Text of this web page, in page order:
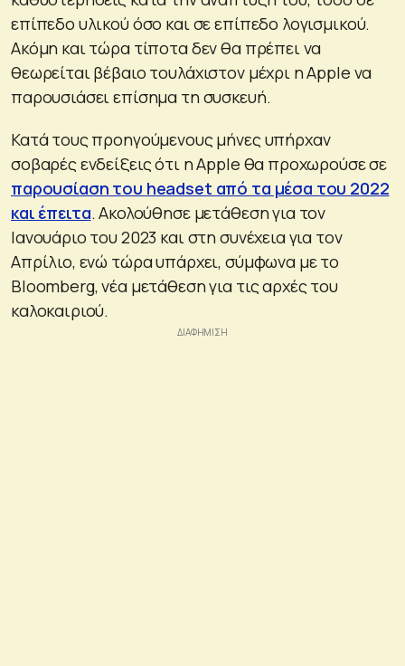
επίπεδο υλικού όσο και σε επίπεδο λογισμικού.
Ακόμη και τώρα τίποτα δεν θα πρέπει να
θεωρείται βέβαιο τουλάχιστον μέχρι η Apple να
παρουσιάσει επίσημα τη συσκευή.
Κατά τους προηγούμενους μήνες υπήρχαν
σοβαρές ενδείξεις ότι η Apple θα προχωρούσε σε
παρουσίαση του headset από τα μέσα του 2022
και έπειτα. Ακολούθησε μετάθεση για τον
Ιανουάριο του 2023 και στη συνέχεια για τον
Απρίλιο, ενώ τώρα υπάρχει, σύμφωνα με το
Bloomberg, νέα μετάθεση για τις αρχές του
καλοκαιριού.